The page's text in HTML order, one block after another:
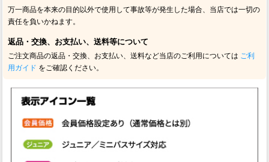
万一商品を本来の目的以外で使用して事故等が発生した場合、当店では一切の
責任を負いかねます。
返品・交換、お支払い、送料等について
ご注文商品の返品・交換、お支払い、送料など当店のご利用については ご利
用ガイド をご確認ください。